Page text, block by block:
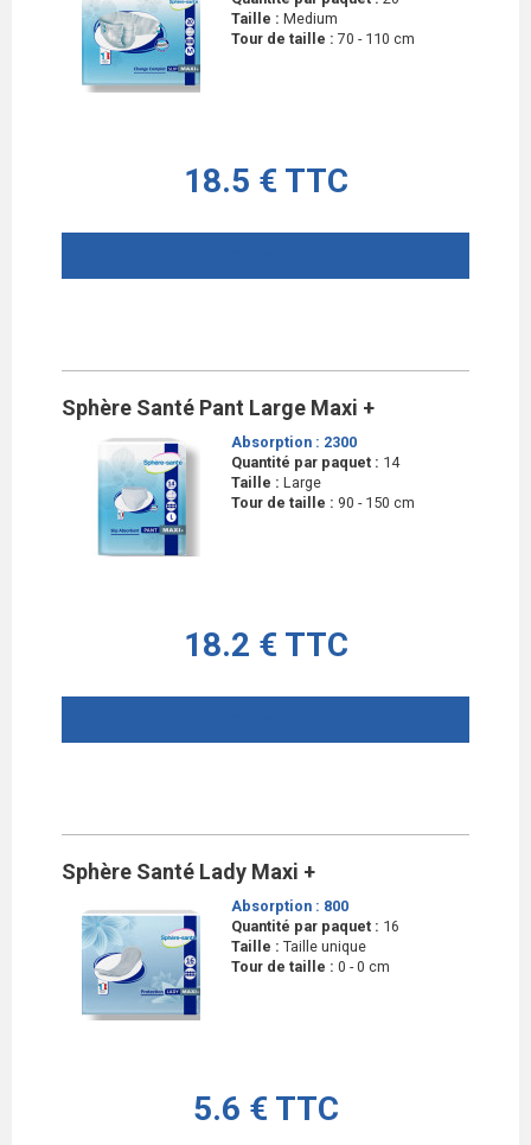
Taille : Medium
Tour de taille : 70 - 110 cm
18.5 € TTC
Sphère Santé Pant Large Maxi +
Absorption : 2300
Quantité par paquet : 14
Taille : Large
Tour de taille : 90 - 150 cm
18.2 € TTC
Sphère Santé Lady Maxi +
Absorption : 800
Quantité par paquet : 16
Taille : Taille unique
Tour de taille : 0 - 0 cm
5.6 € TTC